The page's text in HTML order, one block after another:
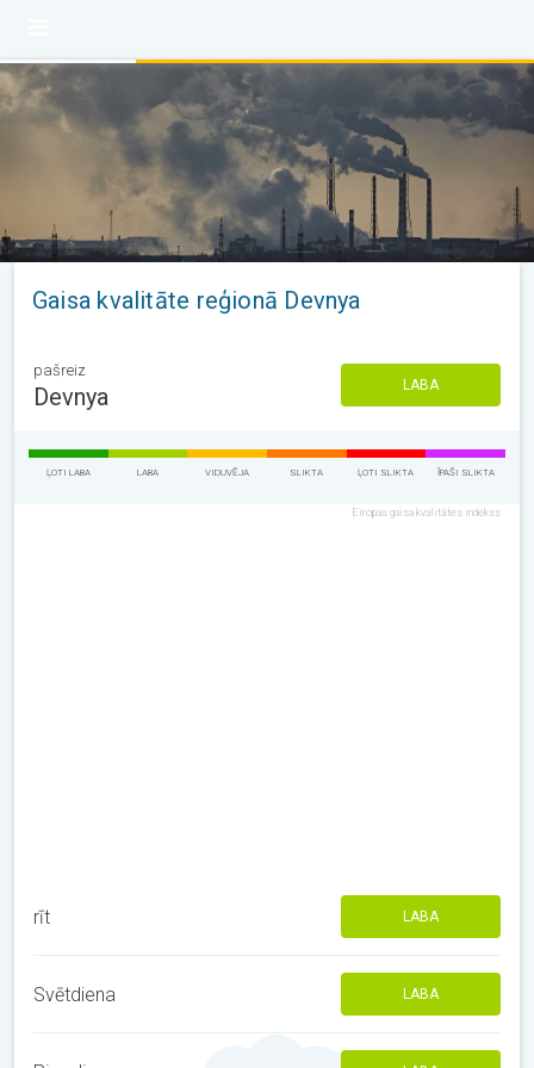
Gaisa kvalitāte reģionā Devnya
pašreiz
Devnya LABA
ĻOTI LABA LABA VIDUVĒJA SLIKTA ĻOTI SLIKTA ĪPAŠI SLIKTA
Eiropas gaisa kvalitātes indekss
rīt LABA
Svētdiena LABA